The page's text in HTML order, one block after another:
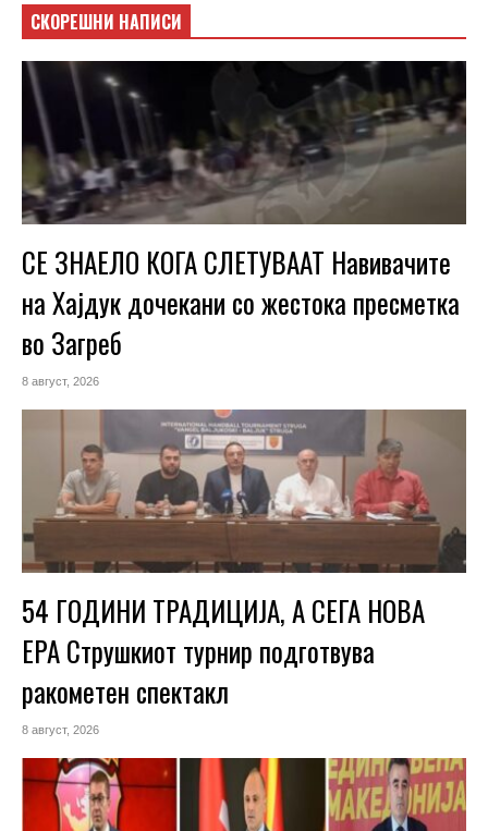
СКОРЕШНИ НАПИСИ
СЕ ЗНАЕЛО КОГА СЛЕТУВААТ Навивачите
на Хајдук дочекани со жестока пресметка
во Загреб
8 август, 2026
54 ГОДИНИ ТРАДИЦИЈА, А СЕГА НОВА
ЕРА Струшкиот турнир подготвува
ракометен спектакл
8 август, 2026